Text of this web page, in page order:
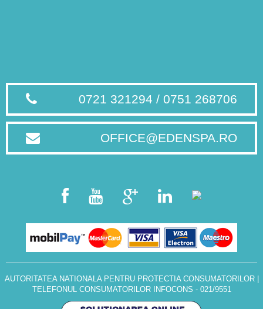
0721 321294 / 0751 268706
OFFICE@EDENSPA.RO
AUTORITATEA NATIONALA PENTRU PROTECTIA CONSUMATORILOR|
TELEFONUL CONSUMATORILOR INFOCONS - 021/9551